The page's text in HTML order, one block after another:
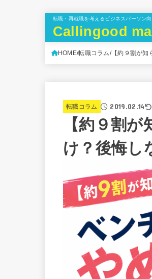
転職・再就職を考えるビジネスパーソン
Callingood
HOME 転職コラム 【約９割が知
転職コラム 2019.02.14
【約９割
け？後悔し